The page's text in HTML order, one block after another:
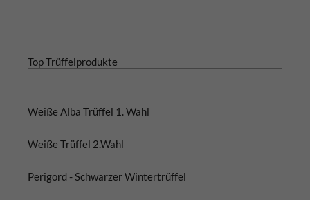
Top Trüffelprodukte
Weiße Alba Trüffel 1. Wahl
Weiße Trüffel 2.Wahl
Perigord - Schwarzer Wintertrüffel